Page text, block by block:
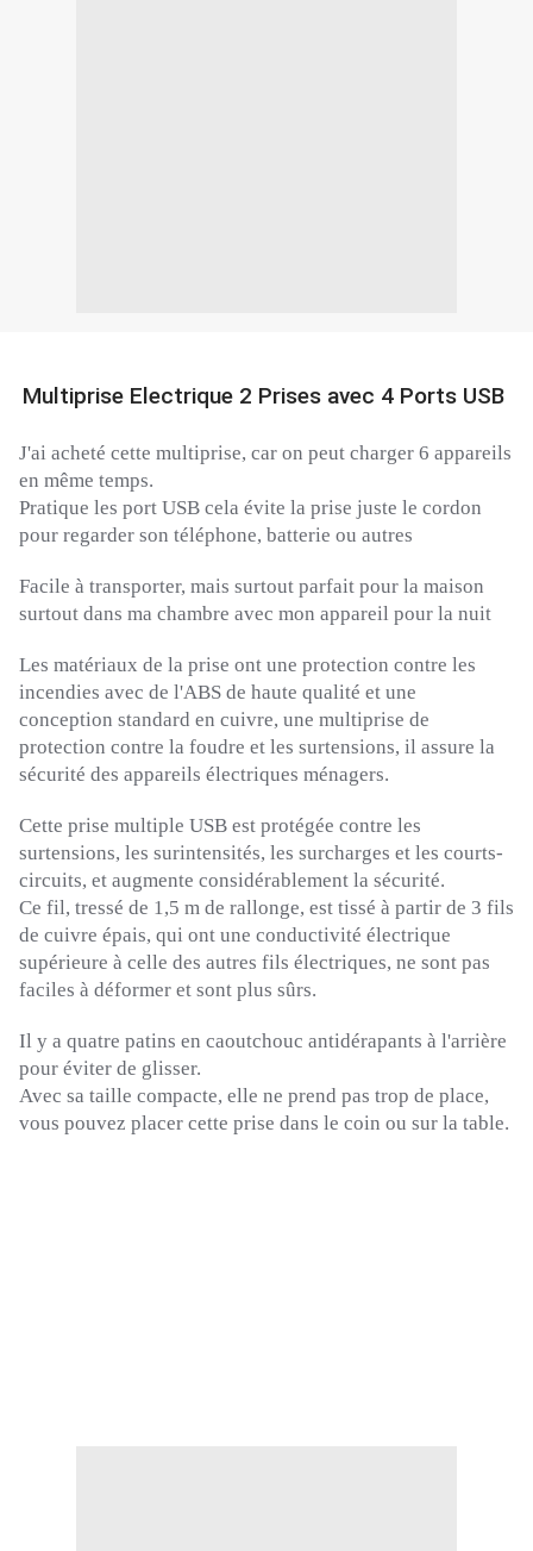
Multiprise Electrique 2 Prises avec 4 Ports USB
J'ai acheté cette multiprise, car on peut charger 6 appareils
en même temps.
Pratique les port USB cela évite la prise juste le cordon
pour regarder son téléphone, batterie ou autres
Facile à transporter, mais surtout parfait pour la maison
surtout dans ma chambre avec mon appareil pour la nuit
Les matériaux de la prise ont une protection contre les
incendies avec de l'ABS de haute qualité et une
conception standard en cuivre, une multiprise de
protection contre la foudre et les surtensions, il assure la
sécurité des appareils électriques ménagers.
Cette prise multiple USB est protégée contre les
surtensions, les surintensités, les surcharges et les courts-
circuits, et augmente considérablement la sécurité.
Ce fil, tressé de 1,5 m de rallonge, est tissé à partir de 3 fils
de cuivre épais, qui ont une conductivité électrique
supérieure à celle des autres fils électriques, ne sont pas
faciles à déformer et sont plus sûrs.
Il y a quatre patins en caoutchouc antidérapants à l'arrière
pour éviter de glisser.
Avec sa taille compacte, elle ne prend pas trop de place,
vous pouvez placer cette prise dans le coin ou sur la table.